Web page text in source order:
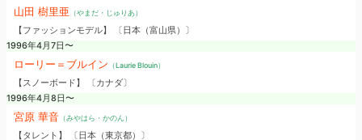
山田 樹里亜 （やまだ・じゅりあ）
【ファッションモデル】 〔日本（富山県）〕
1996年4月7日〜
ローリー＝ブルイン （Laurie Blouin）
【スノーボード】 〔カナダ〕
1996年4月8日〜
宮原 華音（みやはら・かのん）
【タレント】 〔日本（東京都）〕